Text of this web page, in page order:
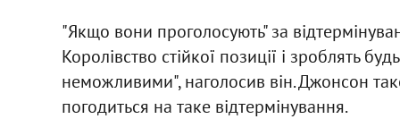
"Якщо вони проголосують" за
Королівство стійкої позиції і зроблять
неможливими", наголосив він. Джонсон
погодиться на таке відтермінування.